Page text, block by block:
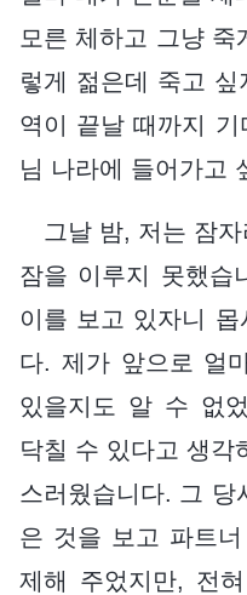
모른 체하고 그냥 죽
렇게 젊은데 죽고
역이 끝날 때까지
님 나라에 들어가고
그날 밤, 저는 잠
잠을 이루지 못했습
이를 보고 있자니 몹
다. 제가 앞으로 얼
있을지도 알 수 없
닥칠 수 있다고 생각
스러웠습니다. 그 당
은 것을 보고 파트
제해 주었지만, 전